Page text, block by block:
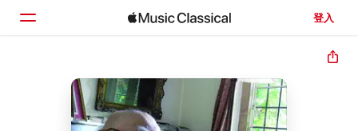
登入
首頁
瀏覽